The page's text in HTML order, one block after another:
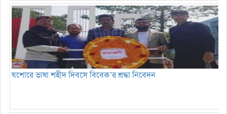
যশোরে ভাষা শহীদ দিবসে বিবেক’র শ্রদ্ধা নিবেদন